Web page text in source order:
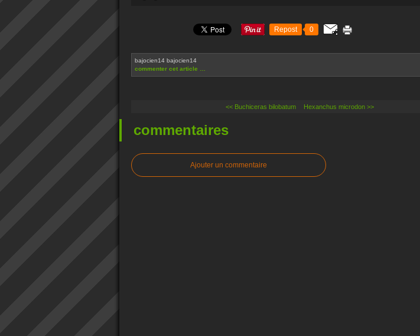
Repost 0
bajocien14 bajocien14
commenter cet article
<< Buchiceras bilobatum Hexanchus microdon >>
commentaires
Ajouter un commentaire